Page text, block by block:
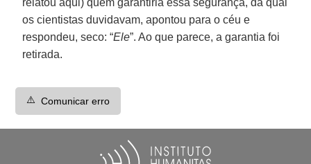
os cientistas duvidavam, apontou para o céu e
respondeu, seco: “Ele”. Ao que parece, a garantia foi
retirada.
⚠️ Comunicar erro